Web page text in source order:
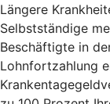
Längere
Selbstständige
Beschäftigte in
Lohnfortzahlung